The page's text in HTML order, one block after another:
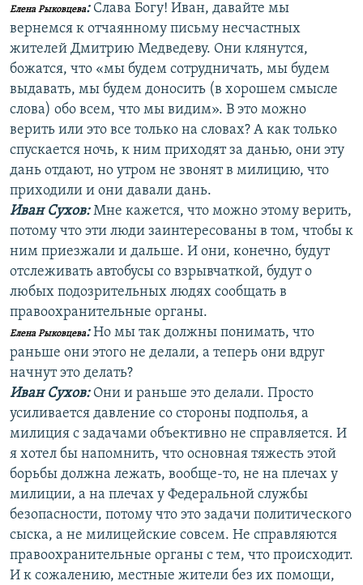
Елена Рыковцева:Слава Богу! Иван, давайте мы
вернемся к отчаянному письму несчастных
жителей Дмитрию Медведеву. Они клянутся,
божатся, что «мы будем сотрудничать, мы будем
выдавать, мы будем доносить (в хорошем смысле
слова) обо всем, что мы видим». В это можно
верить или это все только на словах? А как только
спускается ночь, к ним приходят за данью, они эту
дань отдают, но утром не звонят в милицию, что
приходили и они давали дань.
Иван Сухов:Мне кажется, что можно этому верить,
потому что эти люди заинтересованы в том, чтобы к
ним приезжали и дальше. И они, конечно, будут
отслеживать автобусы со взрывчаткой, будут о
любых подозрительных людях сообщать в
правоохранительные органы.
Елена Рыковцева:Но мы так должны понимать, что
раньше они этого не делали, а теперь они вдруг
начнут это делать?
Иван Сухов:Они и раньше это делали. Просто
усиливается давление со стороны подполья, а
милиция с задачами объективно не справляется. И
я хотел бы напомнить, что основная тяжесть этой
борьбы должна лежать, вообще-то, не на плечах у
милиции, а на плечах у Федеральной службы
безопасности, потому что это задачи политического
сыска, а не милицейские совсем. Не справляются
правоохранительные органы с тем, что происходит.
И к сожалению, местные жители без их помощи,